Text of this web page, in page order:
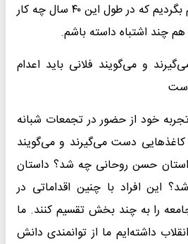
ملی است. اینکه بخواهیم بگردیم که در طول این ۴۰ سال چه کار
چند اشتباه داسته باشم.
و می‌گویند فلانی باید اعدام
خود از حضور در تجمعات شبانه
کاغذهایی دست می‌گیرند و می‌گویند
حسن روحانی چه شد؟ داستان
این افراد با چنین اقداماتی در
را به چند بخش تقسیم کنند. ما
داشته‌ایم ما از توانمندی دانش